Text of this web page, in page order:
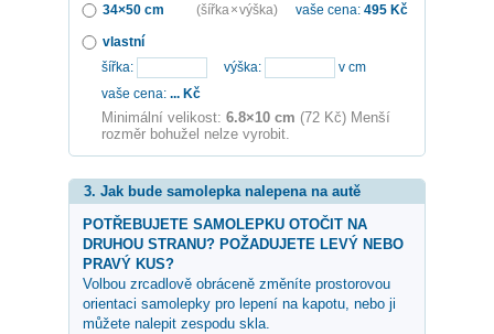
34×50 cm
(šířka × výška) vaše cena: 495 Kč
vlastní
šířka:
výška:
v cm
vaše cena: ... Kč
Minimální velikost: 6.8×10 cm (72 Kč) Menší
rozměr bohužel nelze vyrobit.
3. Jak bude samolepka nalepena na autě
POTŘEBUJETE SAMOLEPKU OTOČIT NA
DRUHOU STRANU? POŽADUJETE LEVÝ NEBO
PRAVÝ KUS?
Volbou zrcadlově obráceně změníte prostorovou
orientaci samolepky pro lepení na kapotu, nebo ji
můžete nalepit zespodu skla.